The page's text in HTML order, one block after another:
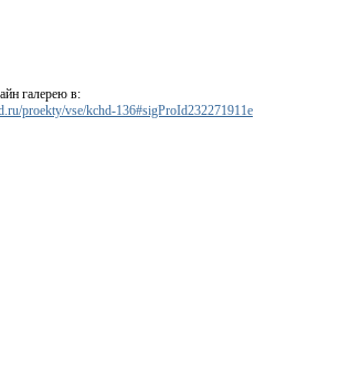
галерею в:
proekty/vse/kchd-136#sigProId232271911e